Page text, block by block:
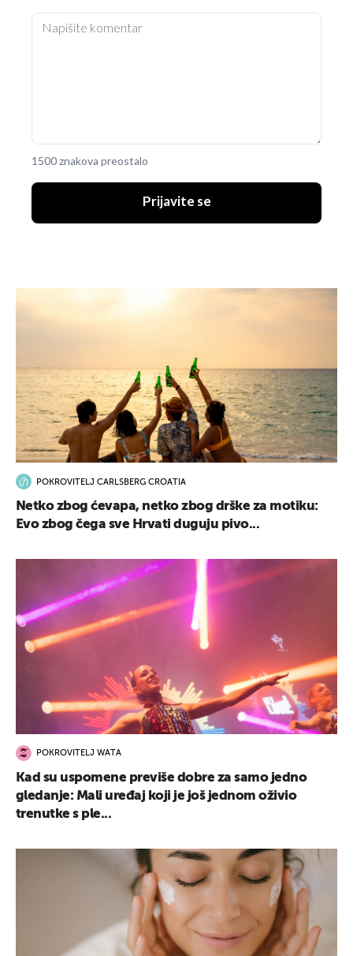
1500 znakova preostalo
Prijavite se
POKROVITELJ CARLSBERG CROATIA
Netko zbog ćevapa, netko zbog drške za motiku:
Evo zbog čega sve Hrvati duguju pivo...
POKROVITELJ WATA
Kad su uspomene previše dobre za samo jedno
gledanje: Mali uređaj koji je još jednom oživio
trenutke s ple...